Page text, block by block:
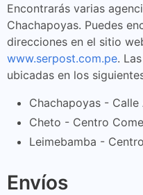
Encontrarás varias
Chachapoyas. Puedes
direcciones en el sitio
www.serpost.com.pe.
ubicadas en los
Chachapoyas - Calle
Cheto - Centro
Leimebamba -
Envíos